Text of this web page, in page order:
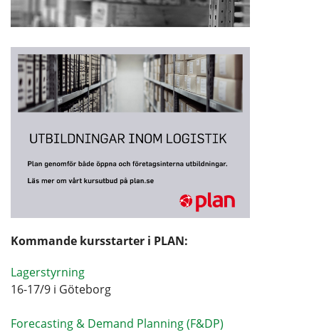
Kommande kursstarter i PLAN:
Lagerstyrning
16-17/9 i Göteborg
Forecasting & Demand Planning (F&DP)